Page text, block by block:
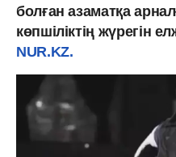
болған азаматқа
көпшіліктің жүрегін
NUR.KZ.